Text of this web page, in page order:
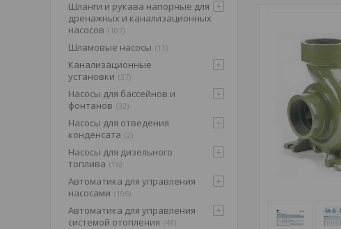
Шланги и рукава напорные для
дренажных и канализационных
насосов
107
Шламовые насосы 11
Канализационные
установки 37
Насосы для бассейнов и
фонтанов 32
Насосы для отведения
конденсата 2
Насосы для дизельного
топлива
16
Автоматика для управления
насосами
106
Автоматика для управления
системой отопления 48